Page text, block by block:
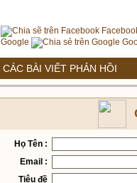
Google
CÁC BÀI VIẾT PHẢN HỒI
Họ Tên :
Email :
Tiêu đề